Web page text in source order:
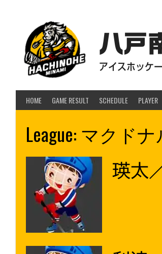
八戸
アイスホッケ
HOME GAME RESULT SCHEDULE PLAYER
League: マクド
瑛太